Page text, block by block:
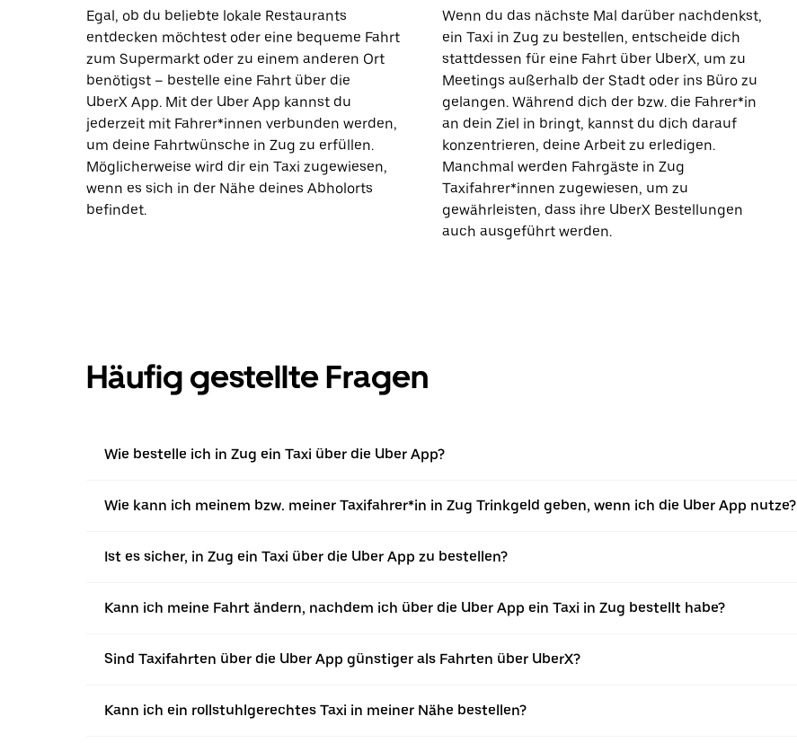
Egal, ob du beliebte lokale Restaurants
entdecken möchtest oder eine bequeme Fahrt
zum Supermarkt oder zu einem anderen Ort
benötigst – bestelle eine Fahrt über die
UberX App. Mit der Uber App kannst du
jederzeit mit Fahrer*innen verbunden werden,
um deine Fahrtwünsche in Zug zu erfüllen.
Möglicherweise wird dir ein Taxi zugewiesen,
wenn es sich in der Nähe deines Abholorts
befindet.
Wenn du das nächste Mal darüber nachdenkst,
ein Taxi in Zug zu bestellen, entscheide dich
stattdessen für eine Fahrt über UberX, um zu
Meetings außerhalb der Stadt oder ins Büro zu
gelangen. Während dich der bzw. die Fahrer*in
an dein Ziel in bringt, kannst du dich darauf
konzentrieren, deine Arbeit zu erledigen.
Manchmal werden Fahrgäste in Zug
Taxifahrer*innen zugewiesen, um zu
gewährleisten, dass ihre UberX Bestellungen
auch ausgeführt werden.
Häufig gestellte Fragen
Wie bestelle ich in Zug ein Taxi über die Uber App?
Wie kann ich meinem bzw. meiner Taxifahrer*in in Zug Trinkgeld geben, wenn ich die Uber App nutze?
Ist es sicher, in Zug ein Taxi über die Uber App zu bestellen?
Kann ich meine Fahrt ändern, nachdem ich über die Uber App ein Taxi in Zug bestellt habe?
Sind Taxifahrten über die Uber App günstiger als Fahrten über UberX?
Kann ich ein rollstuhlgerechtes Taxi in meiner Nähe bestellen?